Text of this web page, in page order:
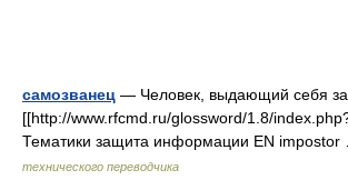
самозванец — Человек, выдающий себя за
[[http://www.rfcmd.ru/glossword/1.8/
Тематики защита информации EN
технического переводчика